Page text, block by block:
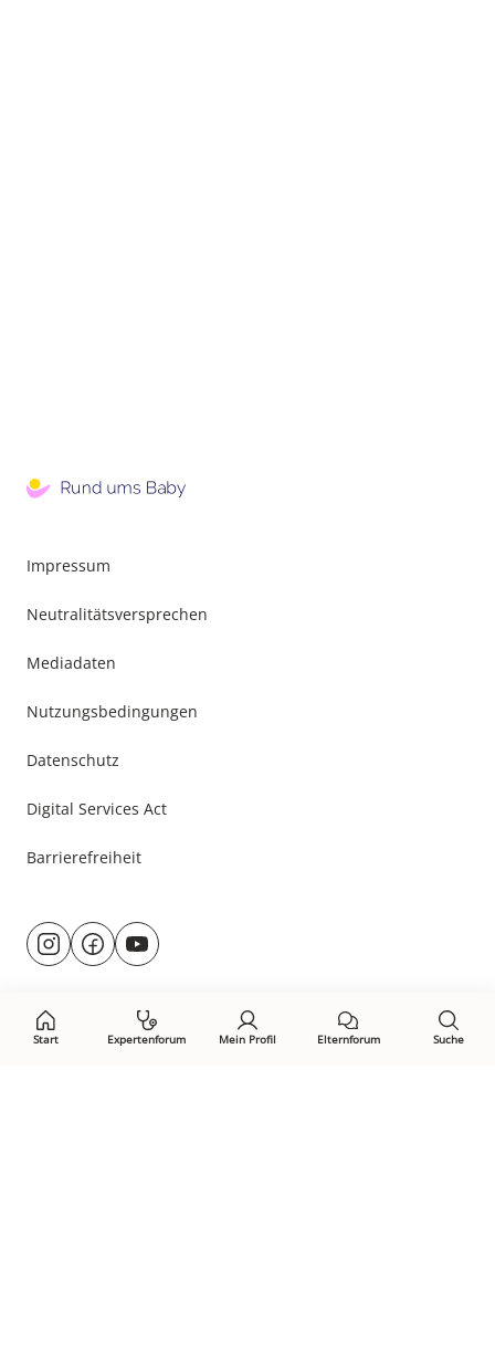
Start Expertenforum Mein Profil Elternforum Suche
Impressum
Neutralitätsversprechen
Mediadaten
Nutzungsbedingungen
Datenschutz
Digital Services Act
Barrierefreiheit
Besuche
uns@rund.ums.baby
facebook.com/rundumsbaby.de
youtube.com/@rundumsbaby_